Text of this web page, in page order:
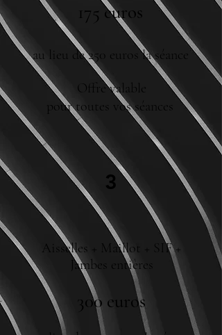
175 euros
au lieu de 250 eurosla séance
Offre valable
pour toutes vos séances
3
Aisselles + Maillot + SIF +
Jambes entières
300 euros